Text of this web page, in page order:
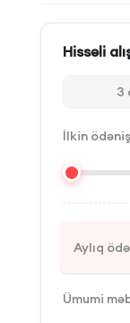
Hissəli
3
İlkin
Aylıq
Ümumi